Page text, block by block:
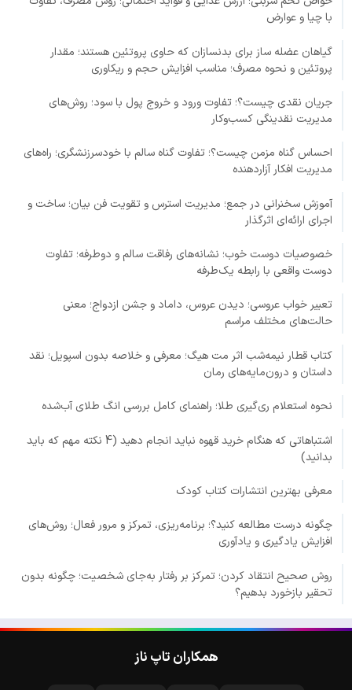
با چیا و عوارض
گیاهان عضله ساز برای بدنسازان که حاوی پروتئین هستند؛ مقدار
پروتئین و نحوه مصرف؛ مناسب افزایش حجم و ریکاوری
جریان نقدی چیست؟؛ تفاوت ورود و خروج پول با سود؛ روش‌های
مدیریت نقدینگی کسب‌وکار
احساس گناه مزمن چیست؟؛ تفاوت گناه سالم با خودسرزنشگری؛ راه‌های
مدیریت افکار آزاردهنده
آموزش سخنرانی در جمع؛ مدیریت استرس و تقویت فن بیان؛ ساخت و
اجرای ارائه‌ای اثرگذار
خصوصیات دوست خوب؛ نشانه‌های رفاقت سالم و دوطرفه؛ تفاوت
دوست واقعی با رابطه یک‌طرفه
تعبیر خواب عروسی؛ دیدن عروس، داماد و جشن ازدواج؛ معنی
حالت‌های مختلف مراسم
کتاب قطار نیمه‌شب اثر مت هیگ؛ معرفی و خلاصه بدون اسپویل؛ نقد
داستان و درون‌مایه‌های رمان
نحوه استعلام ری‌گیری طلا؛ راهنمای کامل بررسی انگ طلای آب‌شده
اشتباهاتی که هنگام خرید قهوه نباید انجام دهید (4 نکته مهم که باید
بدانید)
معرفی بهترین انتشارات کتاب کودک
چگونه درست مطالعه کنید؟؛ برنامه‌ریزی، تمرکز و مرور فعال؛ روش‌های
افزایش یادگیری و یادآوری
روش صحیح انتقاد کردن؛ تمرکز بر رفتار به‌جای شخصیت؛ چگونه بدون
تحقیر بازخورد بدهیم؟
همکاران تاپ ناز